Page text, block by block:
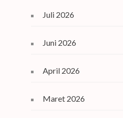
Juli 2026
Juni 2026
April 2026
Maret 2026